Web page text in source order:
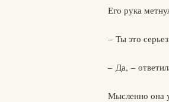
Его рука
– Ты это
– Да, –
Мысленно она